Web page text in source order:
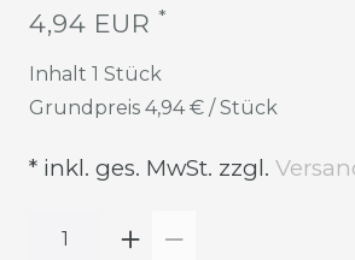
4,94 EUR *
Inhalt 1 Stück
Grundpreis 4,94 € / Stück
* inkl. ges. MwSt. zzgl.